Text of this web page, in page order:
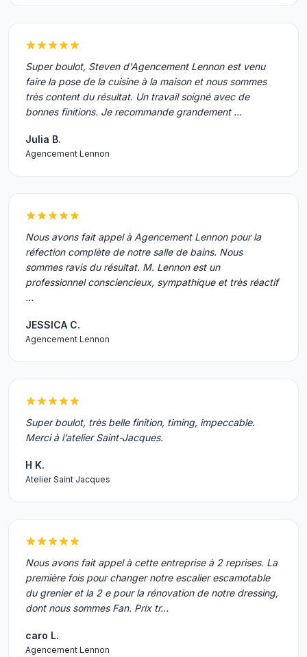
Super boulot, Steven d'Agencement Lennon est venu
faire la pose de la cuisine à la maison et nous sommes
très content du résultat. Un travail soigné avec de
bonnes finitions. Je recommande grandement …
Julia B.
Agencement Lennon
Nous avons fait appel à Agencement Lennon pour la
réfection complète de notre salle de bains. Nous
sommes ravis du résultat. M. Lennon est un
professionnel consciencieux, sympathique et très réactif
…
JESSICA C.
Agencement Lennon
Super boulot, très belle finition, timing, impeccable.
Merci à l’atelier Saint-Jacques.
H K.
Atelier Saint Jacques
Nous avons fait appel à cette entreprise à 2 reprises. La
première fois pour changer notre escalier escamotable
du grenier et la 2 e pour la rénovation de notre dressing,
dont nous sommes Fan. Prix tr…
caro L.
Agencement Lennon